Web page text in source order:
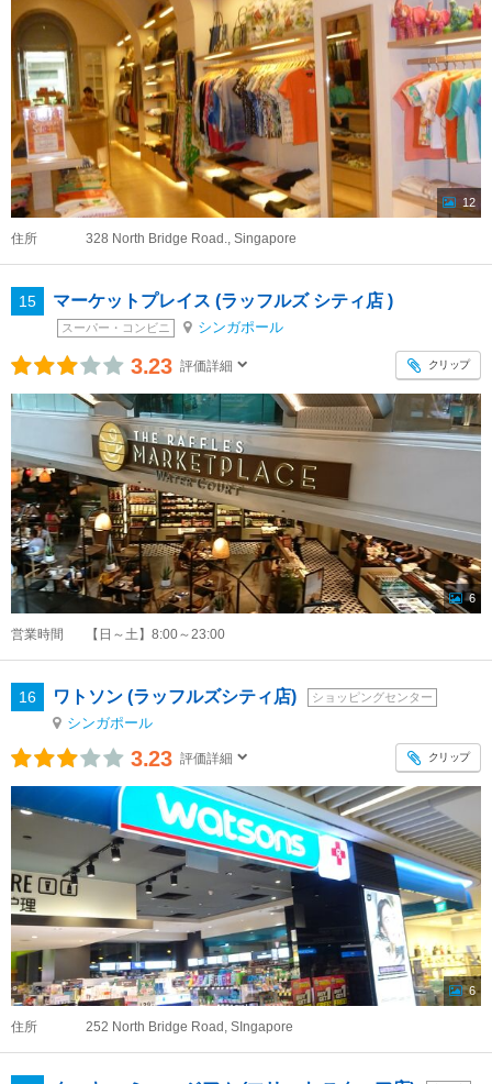
12
住所 328 North Bridge Road., Singapore
15 マーケットプレイス (ラッフルズ シティ店 )
スーパー・コンビニ シンガポール
3.23 評価詳細 クリップ
6
営業時間 【日～土】8:00～23:00
16 ワトソン (ラッフルズシティ店) ショッピングセンター
シンガポール
3.23 評価詳細 クリップ
6
住所 252 North Bridge Road, SIngapore